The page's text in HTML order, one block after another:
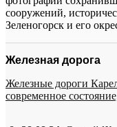
сооружений,
Зеленогорск и его
Железная дорога
Железные дороги
современное